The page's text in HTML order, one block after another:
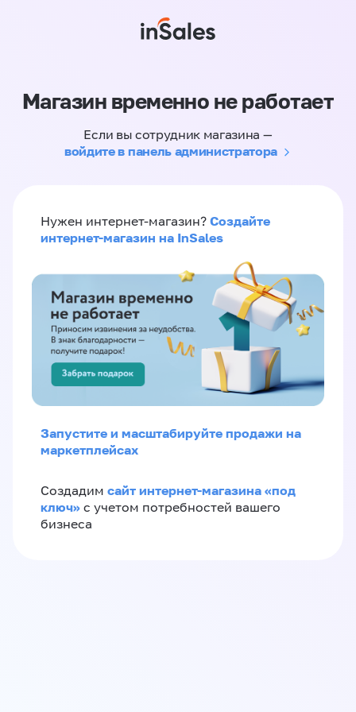
Магазин временно не работает
Если вы сотрудник магазина —
войдите в панель администратора
Нужен интернет-магазин? Создайте
интернет-магазин на InSales
Запустите и масштабируйте продажи на
маркетплейсах
Создадим сайт интернет-магазина «под
ключ» с учетом потребностей вашего
бизнеса